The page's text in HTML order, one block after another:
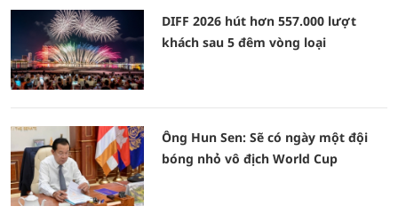
DIFF 2026 hút hơn 557.000 lượt
khách sau 5 đêm vòng loại
Ông Hun Sen: Sẽ có ngày một đội
bóng nhỏ vô địch World Cup